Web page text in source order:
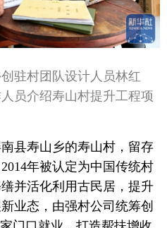
驻村团队设计人员林红
员介绍寿山村提升工程项
县寿山乡的寿山村，留存
年被认定为中国传统村
并活化利用古民居，提升
业态，由强村公司统筹创